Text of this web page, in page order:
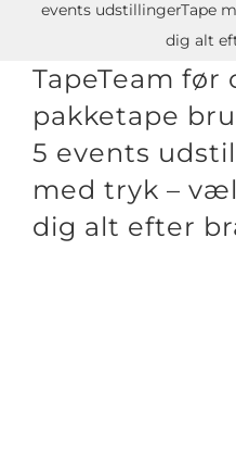
events udstillingerTape
dig alt
TapeTeam før
pakketape
5 events
med tryk –
dig alt efter